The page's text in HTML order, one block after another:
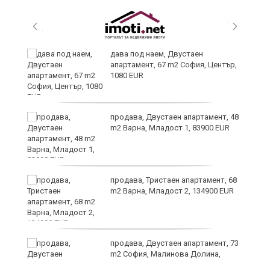
дава под наем, Двустаен
апартамент, 67 m2 София, Център,
1080 EUR
продава, Двустаен апартамент, 48
m2 Варна, Младост 1, 83900 EUR
продава, Тристаен апартамент, 68
m2 Варна, Младост 2, 134900 EUR
продава, Двустаен апартамент, 73
m2 София, Малинова Долина,